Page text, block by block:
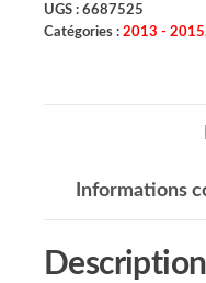
UGS : 6687525
Catégories : 2013 - 2015
Informations
Description